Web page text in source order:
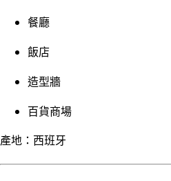
餐廳
飯店
造型牆
百貨商場
產地：西班牙